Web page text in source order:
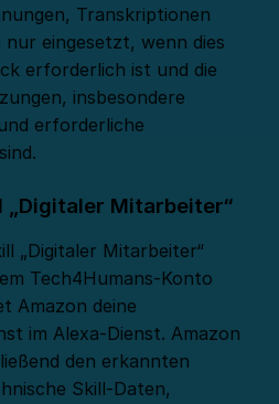
Transkriptionen
eingesetzt, wenn dies
erforderlich ist und die
insbesondere
erforderliche
„Digitaler Mitarbeiter“
„Digitaler Mitarbeiter“
Tech4Humans-Konto
Amazon deine
im Alexa-Dienst. Amazon
den erkannten
Skill-Daten,